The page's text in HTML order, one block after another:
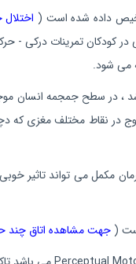
داده شده است (
در نقاط مختلف مغزی که
مکمل می تواند تاثیر
جهت مشاهده اتاق چند